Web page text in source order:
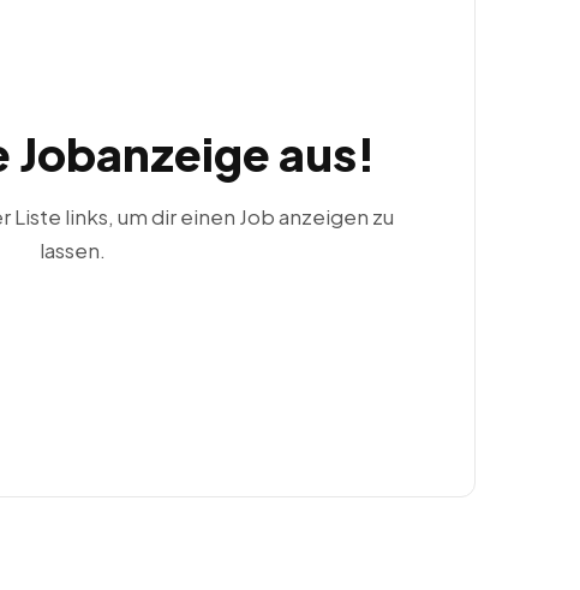
Jobanzeige aus!
Liste links, um dir einen Job anzeigen zu
lassen.